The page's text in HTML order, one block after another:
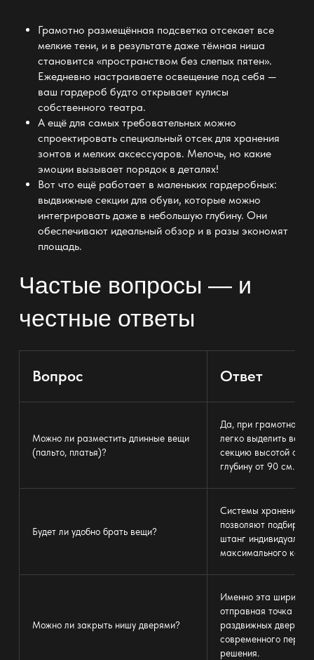
Грамотно размещённая подсветка отсекает все
мелкие тени, и в результате даже тёмная ниша
становится «пространством без слепых пятен».
Ежедневно настраиваете освещение под себя —
ваш гардероб будто открывает кулисы
собственного театра.
А ещё для самых требовательных можно
спроектировать специальный отсек для хранения
зонтов и мелких аксессуаров. Мелочь, но какие
эмоции вызывает порядок в деталях!
Вот что ещё работает в маленьких гардеробных:
выдвижные секции для обуви, которые можно
интегрировать даже в небольшую глубину. Они
обеспечивают идеальный обзор и в разы экономят
площадь.
Частые вопросы — и
честные ответы
Вопрос Ответ
Можно ли разместить длинные вещи
(пальто, платья)?
Да, при грамотном
легко выделить
секцию высотой от
глубину от 90 см.
Будет ли удобно брать вещи?
Системы хранения
позволяют
штанг
максимального
Можно ли закрыть нишу дверями?
Именно эта ширина
отправная точка для
раздвижных дверей
современного
решения.